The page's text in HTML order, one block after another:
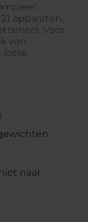
apparaten,
Voor
van
naar